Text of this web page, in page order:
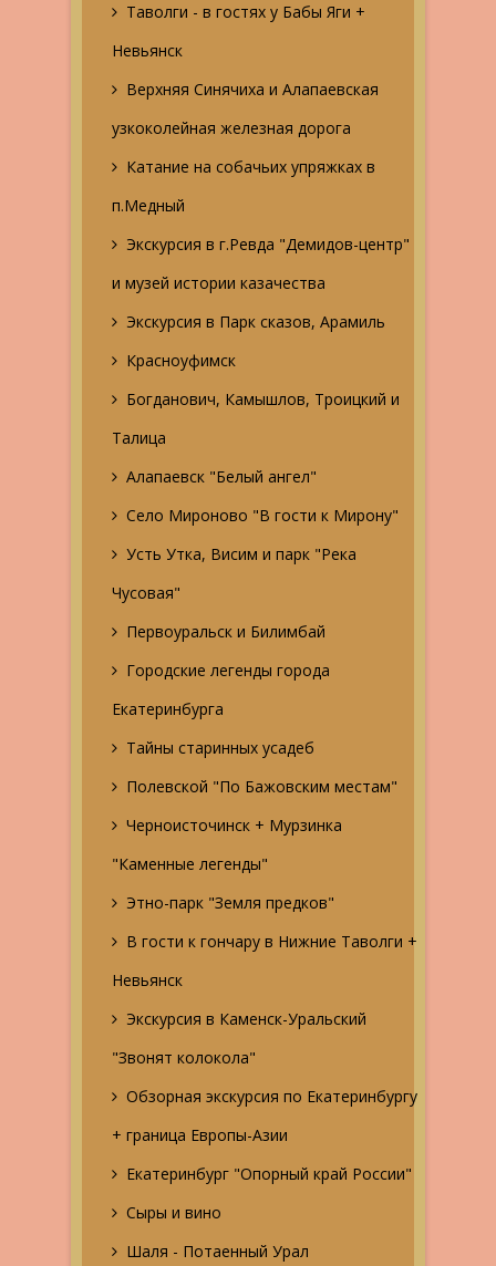
Таволги - в гостях у Бабы Яги +
Невьянск
Верхняя Синячиха и Алапаевская
узкоколейная железная дорога
Катание на собачьих упряжках в
п.Медный
Экскурсия в г.Ревда "Демидов-центр"
и музей истории казачества
Экскурсия в Парк сказов, Арамиль
Красноуфимск
Богданович, Камышлов, Троицкий и
Талица
Алапаевск "Белый ангел"
Село Мироново "В гости к Мирону"
Усть Утка, Висим и парк "Река
Чусовая"
Первоуральск и Билимбай
Городские легенды города
Екатеринбурга
Тайны старинных усадеб
Полевской "По Бажовским местам"
Черноисточинск + Мурзинка
"Каменные легенды"
Этно-парк "Земля предков"
В гости к гончару в Нижние Таволги +
Невьянск
Экскурсия в Каменск-Уральский
"Звонят колокола"
Обзорная экскурсия по Екатеринбургу
+ граница Европы-Азии
Екатеринбург "Опорный край России"
Сыры и вино
Шаля - Потаенный Урал